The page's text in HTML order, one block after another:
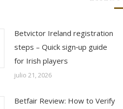
Betvictor Ireland registration
steps – Quick sign‑up guide
for Irish players
julio 21, 2026
Betfair Review: How to Verify